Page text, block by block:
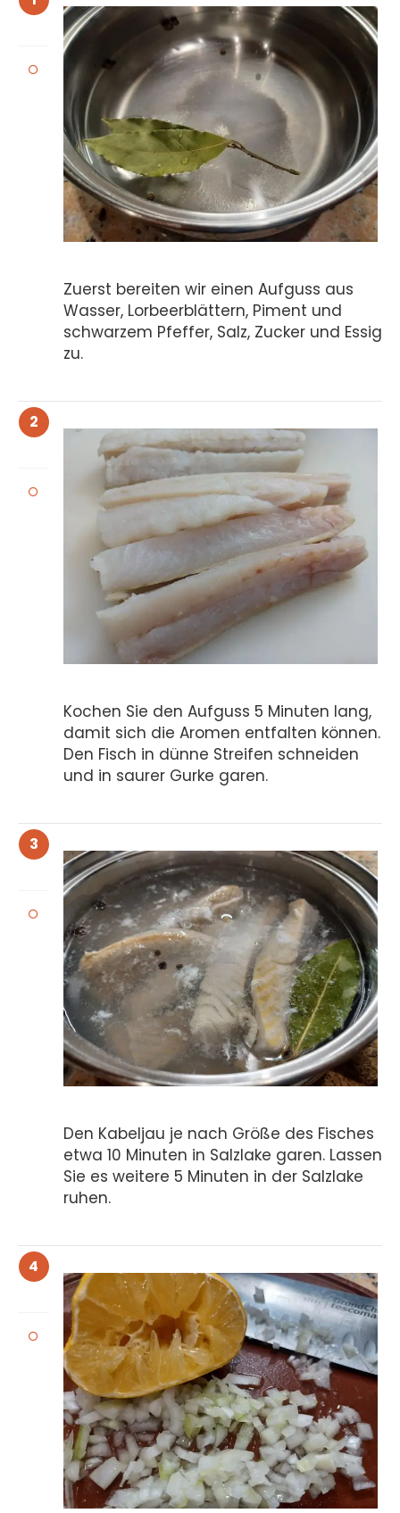
Zuerst bereiten wir einen Aufguss aus
Wasser, Lorbeerblättern, Piment und
schwarzem Pfeffer, Salz, Zucker und Essig
zu.
2
Kochen Sie den Aufguss 5 Minuten lang,
damit sich die Aromen entfalten können.
Den Fisch in dünne Streifen schneiden
und in saurer Gurke garen.
3
Den Kabeljau je nach Größe des Fisches
etwa 10 Minuten in Salzlake garen. Lassen
Sie es weitere 5 Minuten in der Salzlake
ruhen.
4